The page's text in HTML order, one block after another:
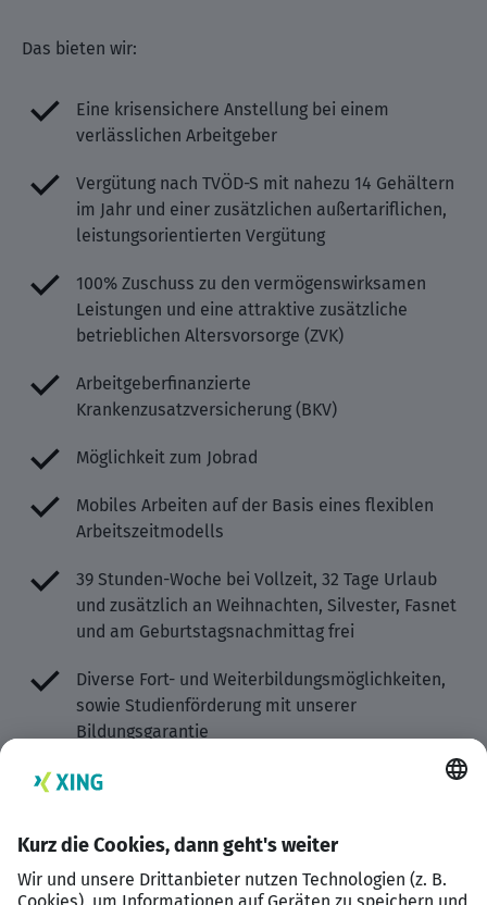
Das bieten wir:
Eine krisensichere Anstellung bei einem
verlässlichen Arbeitgeber
Vergütung nach TVÖD-S mit nahezu 14 Gehältern
im Jahr und einer zusätzlichen außertariflichen,
leistungsorientierten Vergütung
100% Zuschuss zu den vermögenswirksamen
Leistungen und eine attraktive zusätzliche
betrieblichen Altersvorsorge (ZVK)
Arbeitgeberfinanzierte
Krankenzusatzversicherung (BKV)
Möglichkeit zum Jobrad
Mobiles Arbeiten auf der Basis eines flexiblen
Arbeitszeitmodells
39 Stunden-Woche bei Vollzeit, 32 Tage Urlaub
und zusätzlich an Weihnachten, Silvester, Fasnet
und am Geburtstagsnachmittag frei
Diverse Fort- und Weiterbildungsmöglichkeiten,
sowie Studienförderung mit unserer
Bildungsgarantie
Vielfältige weitere Benefits und Sozialleistungen
Das macht Sie aus:
Bankbetriebswirt/in oder vergleichbare